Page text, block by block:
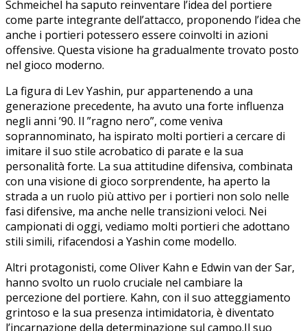
⁢Schmeichel ha saputo reinventare l’idea ‍del portiere
come parte​ integrante dell’attacco, ⁢proponendo l’idea‍ che
anche i ‌portieri potessero essere ⁢coinvolti in⁢ azioni
offensive. Questa visione⁣ ha gradualmente trovato posto
nel gioco moderno.
La figura⁤ di Lev Yashin, pur appartenendo a una
generazione precedente, ha avuto una ​forte influenza
negli anni ​’90. Il ‌”ragno nero”, come veniva‌
soprannominato, ha ⁤ispirato molti portieri⁤ a cercare di
imitare il suo⁢ stile acrobatico di parate e la sua‌
personalità forte. La sua attitudine difensiva, combinata‌
con una visione di gioco sorprendente, ha aperto la
strada a un ruolo più attivo per i portieri non solo nelle⁢
fasi difensive, ‌ma anche nelle⁤ transizioni veloci. Nei
campionati di oggi, vediamo molti portieri che‍ adottano
stili simili, rifacendosi a Yashin come⁣ modello.
Altri protagonisti,​ come Oliver Kahn ‍e Edwin ⁣van der Sar,
hanno svolto un ruolo cruciale nel cambiare la
percezione del portiere. ​Kahn, con il suo atteggiamento
grintoso e la sua presenza intimidatoria, è diventato ​
l’incarnazione della determinazione sul campo.Il suo